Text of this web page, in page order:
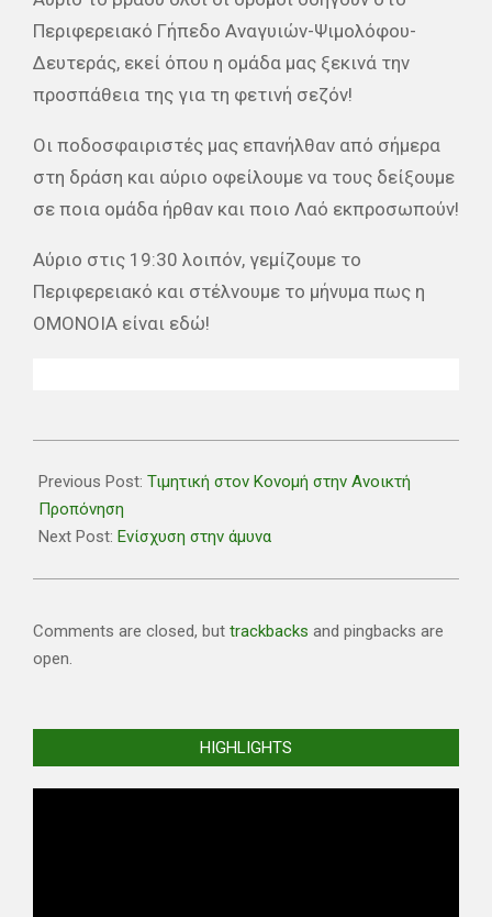
Περιφερειακό Γήπεδο Αναγυιών-Ψιμολόφου-
Δευτεράς, εκεί όπου η ομάδα μας ξεκινά την
προσπάθεια της για τη φετινή σεζόν!
Οι ποδοσφαιριστές μας επανήλθαν από σήμερα
στη δράση και αύριο οφείλουμε να τους δείξουμε
σε ποια ομάδα ήρθαν και ποιο Λαό εκπροσωπούν!
Αύριο στις 19:30 λοιπόν, γεμίζουμε το
Περιφερειακό και στέλνουμε το μήνυμα πως η
ΟΜΟΝΟΙΑ είναι εδώ!
07-
06
Previous Post: Τιμητική στον Κονομή στην Ανοικτή
Προπόνηση
Next Post: Ενίσχυση στην άμυνα
Comments are closed, but trackbacks and pingbacks are
open.
HIGHLIGHTS